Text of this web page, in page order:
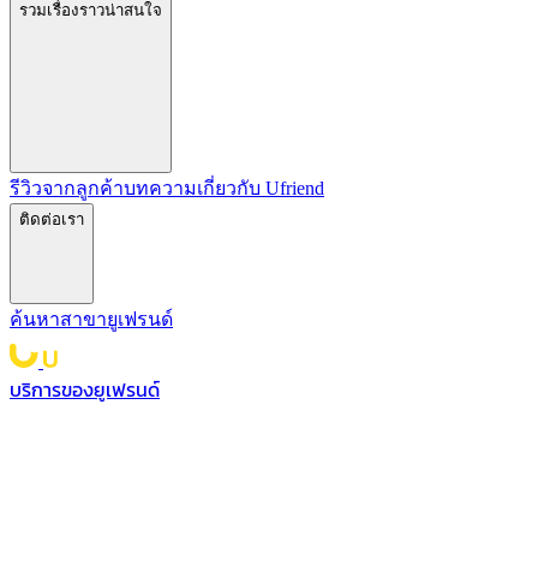
รวมเรื่องราวน่าสนใจ
รีวิวจากลูกค้าบทความเกี่ยวกับ Ufriend
ติดต่อเรา
ค้นหาสาขายูเฟรนด์
บริการของยูเฟรนด์